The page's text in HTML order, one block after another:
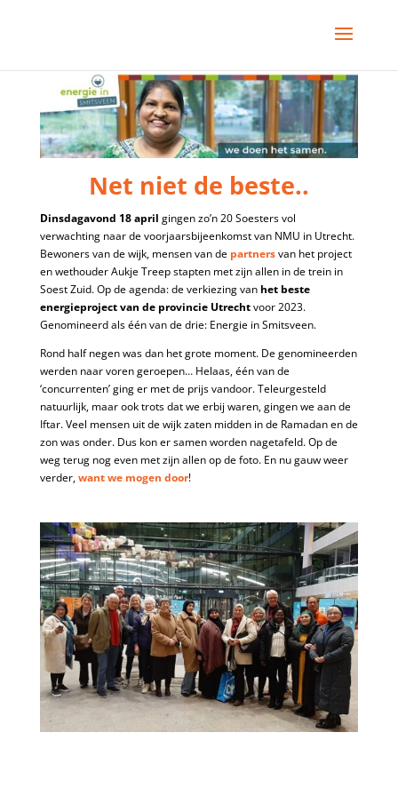
Net niet de beste..
Dinsdagavond 18 april gingen zo’n 20 Soesters vol
verwachting naar de voorjaarsbijeenkomst van NMU in Utrecht.
Bewoners van de wijk, mensen van de partnersvan het project
en wethouder Aukje Treep stapten met zijn allen in de trein in
Soest Zuid. Op de agenda: de verkiezing van het beste
energieproject van de provincie Utrechtvoor 2023.
Genomineerd als één van de drie: Energie in Smitsveen.
Rond half negen was dan het grote moment. De genomineerden
werden naar voren geroepen… Helaas, één van de
‘concurrenten’ ging er met de prijs vandoor. Teleurgesteld
natuurlijk, maar ook trots dat we erbij waren, gingen we aan de
Iftar. Veel mensen uit de wijk zaten midden in de Ramadan en de
zon was onder. Dus kon er samen worden nagetafeld. Op de
weg terug nog even met zijn allen op de foto. En nu gauw weer
verder,want we mogen door!